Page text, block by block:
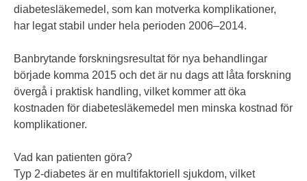
diabetesläkemedel, som kan motverka komplikationer,
har legat stabil under hela perioden 2006–2014.
Banbrytande forskningsresultat för nya behandlingar
började komma 2015 och det är nu dags att låta forskning
övergå i praktisk handling, vilket kommer att öka
kostnaden för diabetesläkemedel men minska kostnad för
komplikationer.
Vad kan patienten göra?
Typ 2-diabetes är en multifaktoriell sjukdom, vilket